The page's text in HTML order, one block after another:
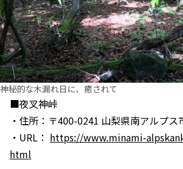
神秘的な木漏れ日に、癒されて
■夜叉神峠
・住所：〒400-0241 山梨県南アルプス
・URL： https://www.minami-
html